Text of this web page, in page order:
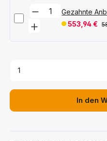
Gezahnte
553,94 €
Produkt Anzahl: Gib
In den